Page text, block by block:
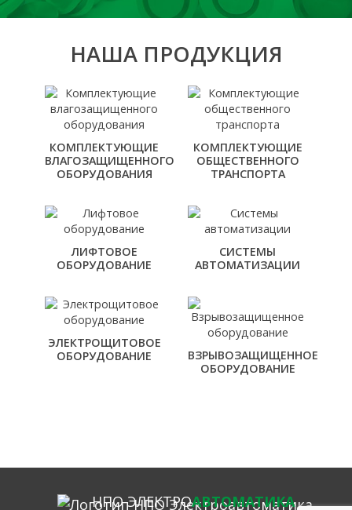
НАША ПРОДУКЦИЯ
КОМПЛЕКТУЮЩИЕ
ВЛАГОЗАЩИЩЕННОГО
ОБОРУДОВАНИЯ
КОМПЛЕКТУЮЩИЕ
ОБЩЕСТВЕННОГО
ТРАНСПОРТА
ЛИФТОВОЕ
ОБОРУДОВАНИЕ
СИСТЕМЫ
АВТОМАТИЗАЦИИ
ЭЛЕКТРОЩИТОВОЕ
ОБОРУДОВАНИЕ
ВЗРЫВОЗАЩИЩЕННОЕ
ОБОРУДОВАНИЕ
НПО ЭЛЕКТРОАВТОМАТИКА